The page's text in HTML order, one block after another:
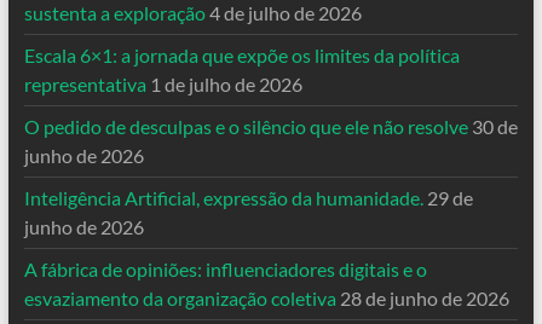
sustenta a exploração4 de julho de 2026
Escala 6×1: a jornada que expõe os limites da política
representativa 1 de julho de 2026
O pedido de desculpas e o silêncio que ele não resolve 30 de
junho de 2026
Inteligência Artificial, expressão da humanidade. 29 de
junho de 2026
A fábrica de opiniões: influenciadores digitais e o
esvaziamento da organização coletiva 28 de junho de 2026